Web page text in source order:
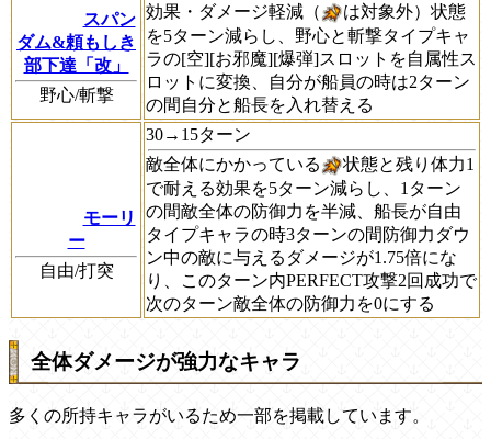
スパン
ダム&頼もしき
部下達「改」
野心/斬撃
効果・ダメージ軽減（
は対象外）状態
を5ターン減らし、野心と斬撃タイプキャ
ラの[空][お邪魔][爆弾]スロットを自属性ス
ロットに変換、自分が船員の時は2ターン
の間自分と船長を入れ替える
モーリ
ー
自由/打突
30→15ターン
敵全体にかかっている
状態と残り体力1
で耐える効果を5ターン減らし、1ターン
の間敵全体の防御力を半減、船長が自由
タイプキャラの時3ターンの間防御力ダウ
ン中の敵に与えるダメージが1.75倍にな
り、このターン内PERFECT攻撃2回成功で
次のターン敵全体の防御力を0にする
全体ダメージが強力なキャラ
多くの所持キャラがいるため一部を掲載しています。